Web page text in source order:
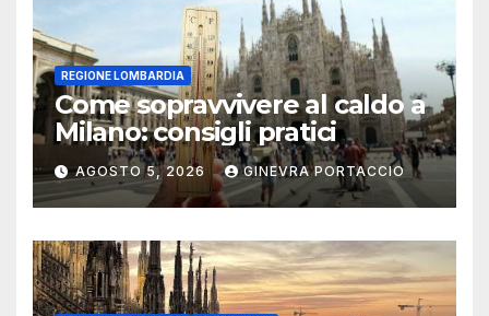
REGIONE LOMBARDIA
Come sopravvivere al caldo a
Milano: consigli pratici
AGOSTO 5, 2026 GINEVRA PORTACCIO